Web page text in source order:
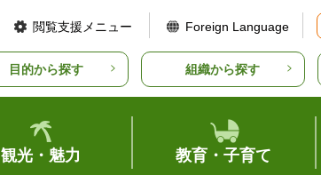
閲覧支援メニュー Foreign Language
目的から探す 組織から探す
観光・魅力 教育・子育て